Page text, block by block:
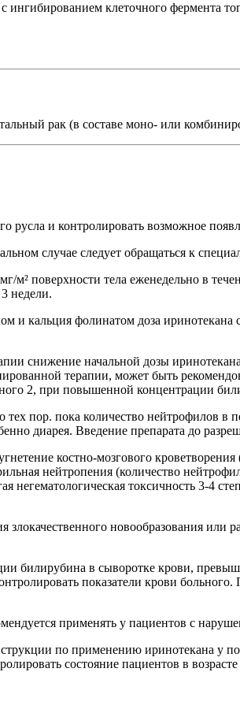
ингибированием клеточного фермента
рак (в составе моно- или
русла и контролировать возможное
случае следует обращаться к
м² поверхности тела еженедельно в
недели.
и кальция фолинатом доза
снижение начальной дозы
терапии, может быть
2, при повышенной концентрации
тех пор. пока количество нейтрофилов
диарея. Введение препарата до
костно-мозгового
нейтропения (количество
негематологическая токсичность 3-4
новообразования или
билирубина в сыворотке крови,
показатели крови
применять у пациентов с
по применению иринотекана у
состояние пациентов в